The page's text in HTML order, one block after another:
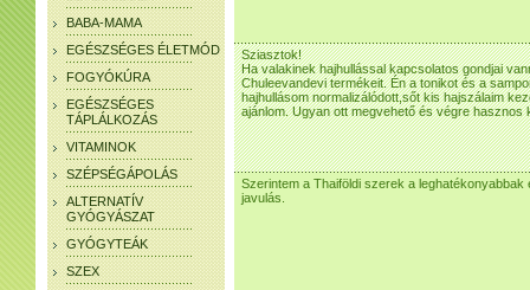
BABA-MAMA
EGÉSZSÉGES ÉLETMÓD
FOGYÓKÚRA
EGÉSZSÉGES
TÁPLÁLKOZÁS
VITAMINOK
SZÉPSÉGÁPOLÁS
ALTERNATÍV
GYÓGYÁSZAT
GYÓGYTEÁK
SZEX
Sziasztok!
Ha valakinek hajhullással kapcsolatos gondjai
Chuleevandevi termékeit. Én a tonikot és a
hajhullásom normalizálódott,sőt kis hajszálaim
ajánlom. Ugyan ott megvehető és végre hasznos
Szerintem a Thaiföldi szerek a
javulás.